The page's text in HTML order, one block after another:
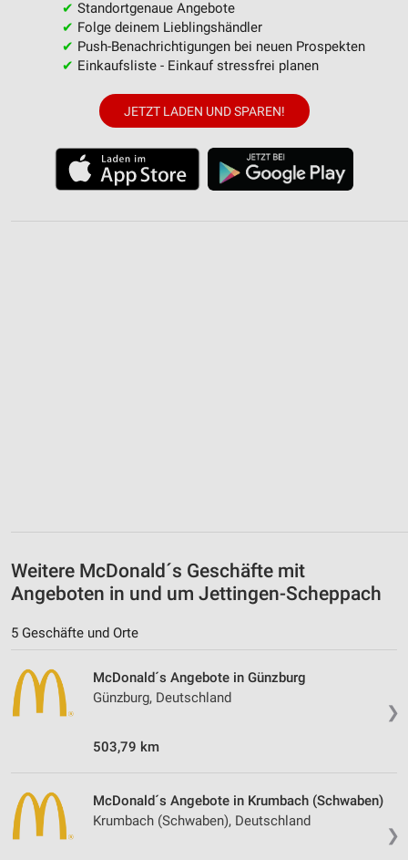
✔ Standortgenaue Angebote
✔ Folge deinem Lieblingshändler
✔ Push-Benachrichtigungen bei neuen Prospekten
✔ Einkaufsliste - Einkauf stressfrei planen
JETZT LADEN UND SPAREN!
Weitere McDonald´s Geschäfte mit
Angeboten in und um Jettingen-Scheppach
5 Geschäfte und Orte
❯
McDonald´s Angebote in Günzburg
Günzburg, Deutschland
503,79 km
❯
McDonald´s Angebote in Krumbach (Schwaben)
Krumbach (Schwaben), Deutschland